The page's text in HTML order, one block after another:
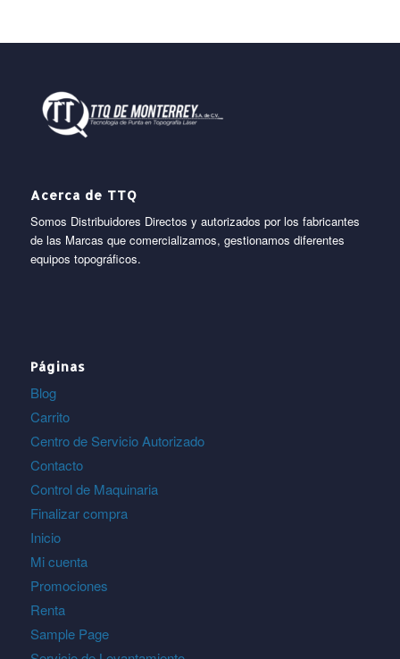
Acerca de TTQ
Somos Distribuidores Directos y autorizados por los fabricantes
de las Marcas que comercializamos, gestionamos diferentes
equipos topográficos.
Páginas
Blog
Carrito
Centro de Servicio Autorizado
Contacto
Control de Maquinaria
Finalizar compra
Inicio
Mi cuenta
Promociones
Renta
Sample Page